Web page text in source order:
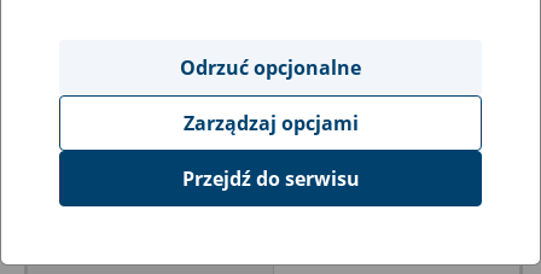
Ukryj wszystkie pozycje bazy
Usługowo-Produkcyjna Spółdzielnia
Odrzuć opcjonalne
Zarządzaj opcjami
Przejdź do serwisu